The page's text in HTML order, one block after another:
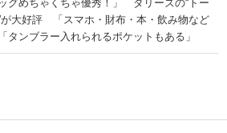
ッグめちゃくちゃ優秀！」 タリーズの“トー
が大好評 「スマホ・財布・本・飲み物など
タンブラー入れられるポケットもある」